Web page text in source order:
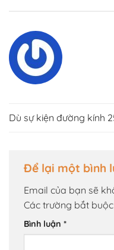
Dù sự kiện đường kính
Để lại một bình
Email của bạn sẽ
Các trường bắt
Bình luận *